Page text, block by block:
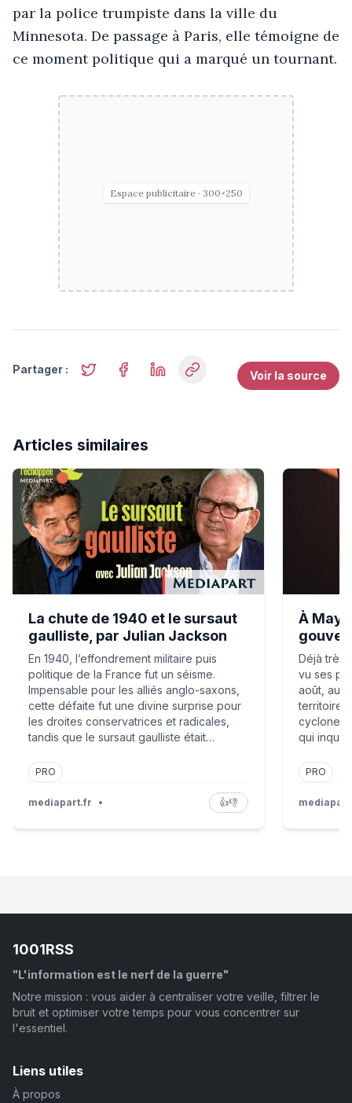
par la police trumpiste dans la ville du
Minnesota. De passage à Paris, elle témoigne de
ce moment politique qui a marqué un tournant.
Espace publicitaire · 300×250
Partager : Voir la source
Articles similaires
La chute de 1940 et le sursaut gaulliste, par Julian
La chute de 1940 et le sursaut
gaulliste, par Julian Jackson
En 1940, l’effondrement militaire puis
politique de la France fut un séisme.
Impensable pour les alliés anglo-saxons,
cette défaite fut une divine surprise pour
les droites conservatrices et radicales,
tandis que le sursaut gaulliste était…
PRO
mediapart.fr • 👍👎
À
À
Déjà très
vu ses
août, au
territoire
cyclone
qui
PRO
1001RSS
"L'information est le nerf de la guerre"
Notre mission : vous aider à centraliser votre veille, filtrer le
bruit et optimiser votre temps pour vous concentrer sur
l'essentiel.
Liens utiles
À propos